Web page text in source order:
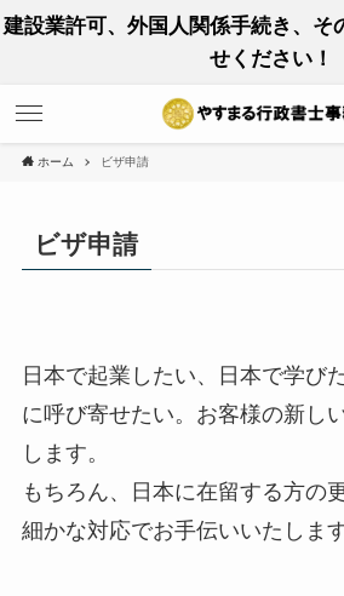
建設業許可、外国人関係手続き、そ
せください！
ホーム ビザ申請
ビザ申請
日本で起業したい、日本で学び
に呼び寄せたい。お客様の新し
します。
もちろん、日本に在留する方の
細かな対応でお手伝いいたします